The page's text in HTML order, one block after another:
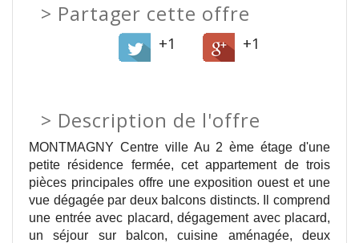
Partager cette offre
+1 +1
> Description de l'offre
MONTMAGNY Centre ville Au 2 ème étage d'une
petite résidence fermée, cet appartement de trois
pièces principales offre une exposition ouest et une
vue dégagée par deux balcons distincts. Il comprend
une entrée avec placard, dégagement avec placard,
un séjour sur balcon, cuisine aménagée, deux